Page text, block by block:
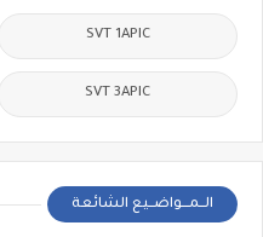
SVT 1APIC
SVT 3APIC
الــمـــواضــيع الشائعة